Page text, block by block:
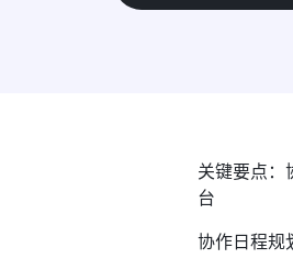
关键要点：
台
协作日程规